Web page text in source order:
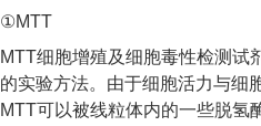
①MTT
MTT细胞增殖及细胞毒性检测试
的实验方法。由于细胞活力与细
MTT可以被线粒体内的一些脱氢